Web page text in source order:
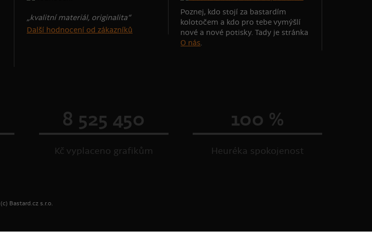
„kvalitní materiál, originalita“
Další hodnocení od zákazníků
Poznej, kdo stojí za bastardím
kolotočem a kdo pro tebe vymýšlí
nové a nové potisky. Tady je stránka
O nás.
8 525 450
Kč vyplaceno grafikům
100 %
Heuréka spokojenost
(c) Bastard.cz s.r.o.